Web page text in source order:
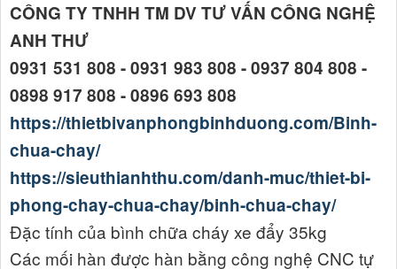
CÔNG TY TNHH TM DV TƯ VẤN CÔNG NGHỆ
ANH THƯ
0931 531 808 - 0931 983 808 - 0937 804 808 -
0898 917 808 - 0896 693 808
https://thietbivanphongbinhduong.com/Binh-
chua-chay/
https://sieuthianhthu.com/danh-muc/thiet-bi-
phong-chay-chua-chay/binh-chua-chay/
Đặc tính của bình chữa cháy xe đẩy 35kg
Các mối hàn được hàn bằng công nghệ CNC tự